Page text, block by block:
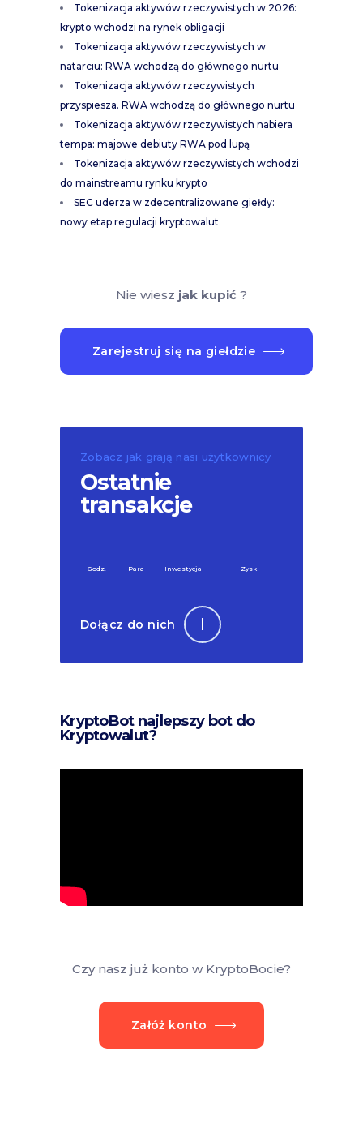
Tokenizacja aktywów rzeczywistych w 2026:
krypto wchodzi na rynek obligacji
Tokenizacja aktywów rzeczywistych w
natarciu: RWA wchodzą do głównego nurtu
Tokenizacja aktywów rzeczywistych
przyspiesza. RWA wchodzą do głównego nurtu
Tokenizacja aktywów rzeczywistych nabiera
tempa: majowe debiuty RWA pod lupą
Tokenizacja aktywów rzeczywistych wchodzi
do mainstreamu rynku krypto
SEC uderza w zdecentralizowane giełdy:
nowy etap regulacji kryptowalut
Nie wiesz jak kupić?
Zarejestruj się na giełdzie
Zobacz jak grają nasi użytkownicy
Ostatnie
transakcje
Godz. Para Inwestycja Zysk
Dołącz do nich
KryptoBot najlepszy bot do
Kryptowalut?
Czy nasz już konto w KryptoBocie?
Załóż konto